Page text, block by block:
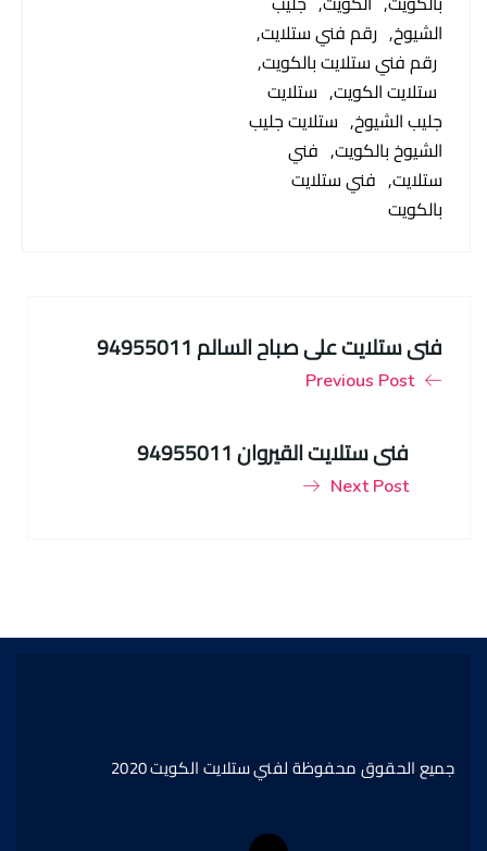
الشيوخ رقم فني ستلايت
رقم فني ستلايت بالكويت
ستلايت الكويت ستلايت
جليب الشيوخ ستلايت جليب
الشيوخ بالكويت فني
ستلايت فني ستلايت
بالكويت
فني ستلايت علي صباح السالم 94955011
Previous Post
فني ستلايت القيروان 94955011
Next Post
جميع الحقوق محفوظة لفني ستلايت الكويت 2020